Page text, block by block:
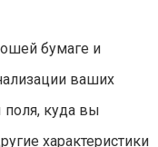
бумаге и
ваших
куда вы
характеристики